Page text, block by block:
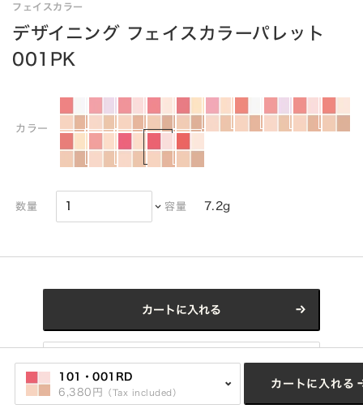
フェイスカラー
デザイニング フェイスカラーパレット
001PK
カラー
数量 容量 7.2g
カートに入れる
Click here for refill
101・001RD
6,380円
（Tax included）
カートに入れる